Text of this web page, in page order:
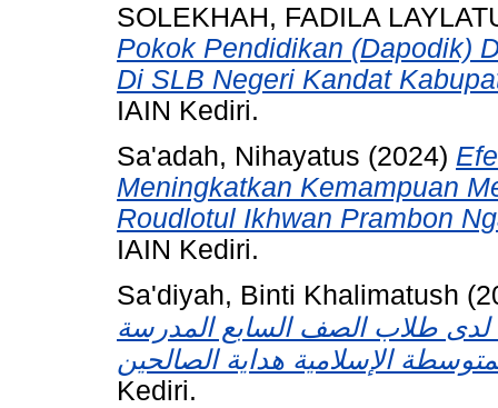
SOLEKHAH, FADILA
Pokok Pendidikan (Dapodik)
Di SLB Negeri Kandat
IAIN Kediri.
Sa'adah, Nihayatus (2024)
Meningkatkan Kemampuan
Roudlotul Ikhwan Prambon
IAIN Kediri.
Sa'diyah, Binti Khalimatush
لدى طلاب الصف السابع المدرسة
Kediri.